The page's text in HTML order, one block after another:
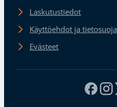
Laskutustiedot
Käyttöehdot ja tietosuoja
Evästeet